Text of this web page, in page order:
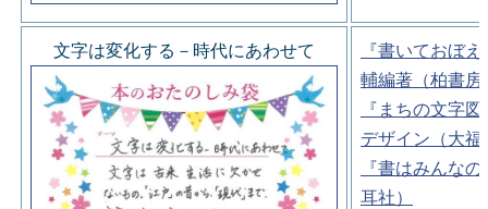
文字は変化する－時代にあわせて
『書いておぼ
輔編著（柏書房
『まちの文字
デザイン（大福
『書はみんな
耳社）